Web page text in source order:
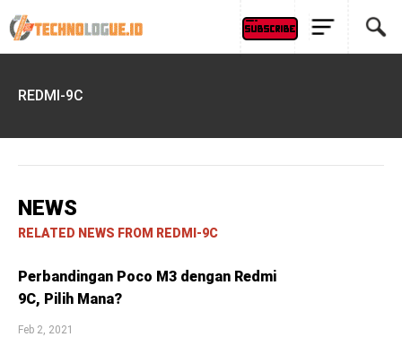
REDMI-9C
NEWS
RELATED NEWS FROM REDMI-9C
Perbandingan Poco M3 dengan Redmi
9C, Pilih Mana?
Feb 2, 2021